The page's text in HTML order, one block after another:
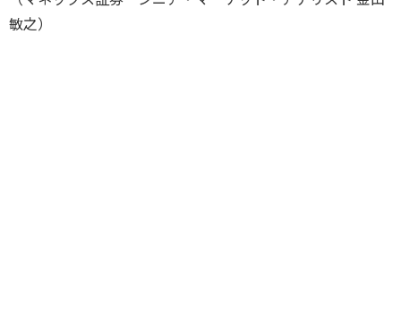
敏之）